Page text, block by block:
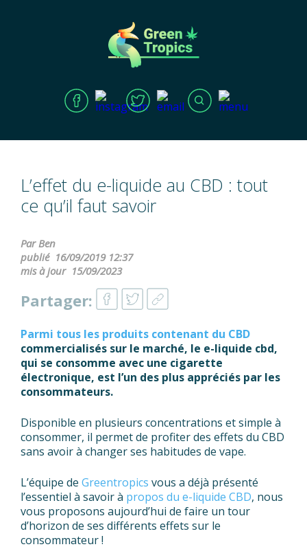
L’effet du e-liquide au CBD : tout
ce qu’il faut savoir
Par Ben
publié 16/09/2019 12:37
mis à jour 15/09/2023
Partager:
Parmi tous les produits contenant du CBD
commercialisés sur le marché, le e-liquide cbd,
qui se consomme avec une cigarette
électronique, est l’un des plus appréciés par les
consommateurs.
Disponible en plusieurs concentrations et simple à
consommer, il permet de profiter des effets du CBD
sans avoir à changer ses habitudes de vape.
L’équipe de Greentropics vous a déjà présenté
l’essentiel à savoir à propos du e-liquide CBD, nous
vous proposons aujourd’hui de faire un tour
d’horizon de ses différents effets sur le
consommateur !